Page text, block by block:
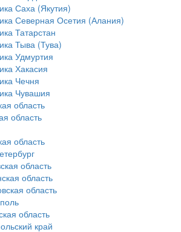
Саха (Якутия)
Северная Осетия (Алания)
Татарстан
Тыва (Тува)
Удмуртия
Хакасия
Чечня
Чувашия
область
область
область
область
область
область
область
край